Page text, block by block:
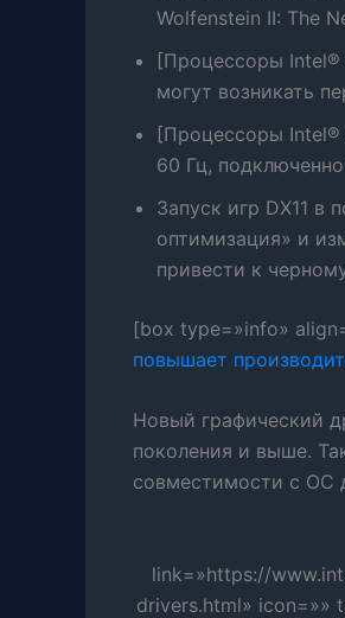
Wolfenstein II: The
[Процессоры Intel®
могут возникать
[Процессоры Intel®
60 Гц,
Запуск игр DX11 в
оптимизация» и
привести к
[box type=»info»
повышает
Новый графический
поколения и выше.
совместимости с ОС
link=»https://
drivers.html» icon=»»